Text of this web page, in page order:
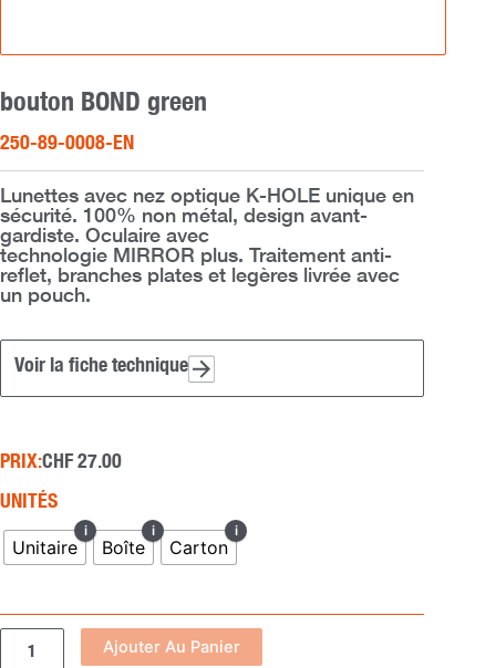
bouton BOND green
250-89-0008-EN
Lunettes avec nez optique K-HOLE unique en
sécurité. 100% non métal, design avant-
gardiste. Oculaire avec
technologie MIRROR plus. Traitement anti-
reflet, branches plates et legères livrée avec
un pouch.
Voir la fiche technique
PRIX:CHF27.00
UNITÉS
Unitaire Boîte Carton
de
bouton
BOND
green
Ajouter Au Panier